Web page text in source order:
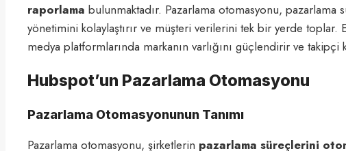
raporlama bulunmaktadır. Pazarlama otomasyonu,
yönetimini kolaylaştırır ve müşteri verilerini tek bir yerde
medya platformlarında markanın varlığını güçlendirir ve
Hubspot’un Pazarlama Otomasyonu
Pazarlama Otomasyonunun Tanımı
Pazarlama otomasyonu, şirketlerin pazarlama süreçlerini